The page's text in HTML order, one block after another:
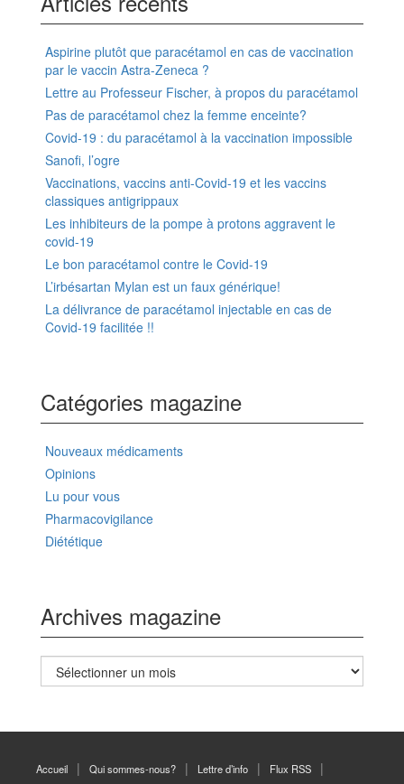
Aspirine plutôt que paracétamol en cas de vaccination
par le vaccin Astra-Zeneca ?
Lettre au Professeur Fischer, à propos du paracétamol
Pas de paracétamol chez la femme enceinte?
Covid-19 : du paracétamol à la vaccination impossible
Sanofi, l’ogre
Vaccinations, vaccins anti-Covid-19 et les vaccins
classiques antigrippaux
Les inhibiteurs de la pompe à protons aggravent le
covid-19
Le bon paracétamol contre le Covid-19
L’irbésartan Mylan est un faux générique!
La délivrance de paracétamol injectable en cas de
Covid-19 facilitée !!
Catégories magazine
Nouveaux médicaments
Opinions
Lu pour vous
Pharmacovigilance
Diététique
Archives magazine
Archives
magazine
Accueil Qui sommes-nous? Lettre d’info Flux RSS